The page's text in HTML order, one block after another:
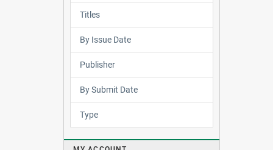
Titles
By Issue Date
Publisher
By Submit Date
Type